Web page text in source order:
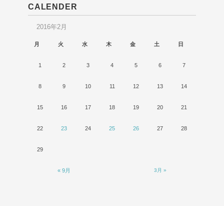
CALENDER
2016年2月
月 火 水 木 金 土 日
« 9月 3月 »
1 2 3 4 5 6 7
8 9 10 11 12 13 14
15 16 17 18 19 20 21
22 23 24 25 26 27 28
29